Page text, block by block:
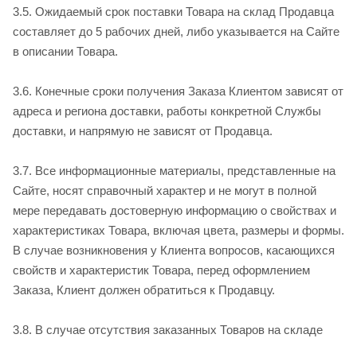
3.5. Ожидаемый срок поставки Товара на склад Продавца
составляет до 5 рабочих дней, либо указывается на Сайте
в описании Товара.
3.6. Конечные сроки получения Заказа Клиентом зависят от
адреса и региона доставки, работы конкретной Службы
доставки, и напрямую не зависят от Продавца.
3.7. Все информационные материалы, представленные на
Сайте, носят справочный характер и не могут в полной
мере передавать достоверную информацию о свойствах и
характеристиках Товара, включая цвета, размеры и формы.
В случае возникновения у Клиента вопросов, касающихся
свойств и характеристик Товара, перед оформлением
Заказа, Клиент должен обратиться к Продавцу.
3.8. В случае отсутствия заказанных Товаров на складе